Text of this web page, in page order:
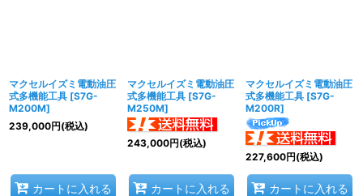
マクセルイズミ電動油圧
式多機能工具 [S7G-
M200M]
239,000円(税込)
カートに入れる
マクセルイズミ電動油圧
式多機能工具 [S7G-
M250M]
243,000円(税込)
カートに入れる
マクセルイズミ電動油圧
式多機能工具 [S7G-
M200R]
227,600円(税込)
カートに入れる